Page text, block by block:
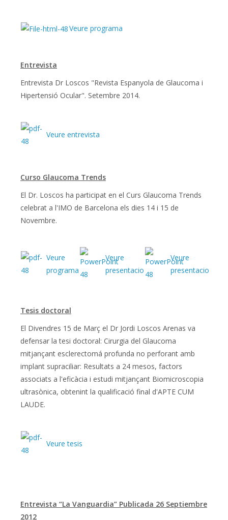
Veure programa
Entrevista
Entrevista Dr Loscos "Revista Espanyola de Glaucoma i
Hipertensió Ocular". Setembre 2014.
Veure entrevista
Curso Glaucoma Trends
El Dr. Loscos ha participat en el Curs Glaucoma Trends
celebrat a l'IMO de Barcelona els dies 14 i 15 de
Novembre.
Veure
programa
Veure
presentacio
Veure
presentacio
Tesis doctoral
El Divendres 15 de Març el Dr Jordi Loscos Arenas va
defensar la tesi doctoral: Cirurgia del Glaucoma
mitjançant esclerectomá profunda no perforant amb
implant supraciliar: Resultats a 24 mesos, factors
associats a l'eficàcia i estudi mitjançant Biomicroscopia
ultrasònica, obtenint la qualificació final d'APTE CUM
LAUDE.
Veure tesis
Entrevista “La Vanguardia” Publicada 26 Septiembre
2012